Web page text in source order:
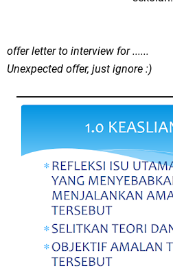
offer letter to interview for ......
Unexpected offer, just ignore :)